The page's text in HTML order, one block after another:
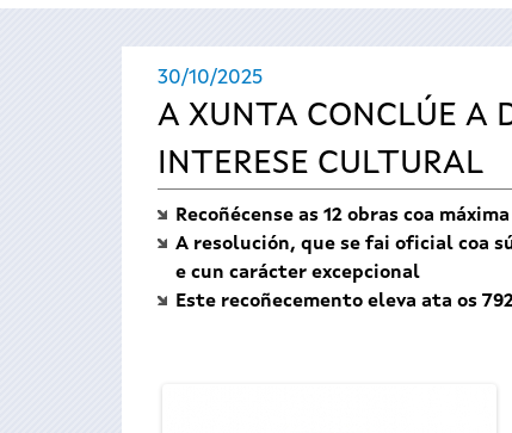
principal
está30/10/2025
A XUNTA CONCLÚE A
INTERESE CULTURAL
Recoñécense as 12 obras coa
A resolución, que se fai oficial coa
e cun carácter excepcional
Este recoñecemento eleva ata os